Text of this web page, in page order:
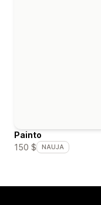
Painto
150 $
NAUJA